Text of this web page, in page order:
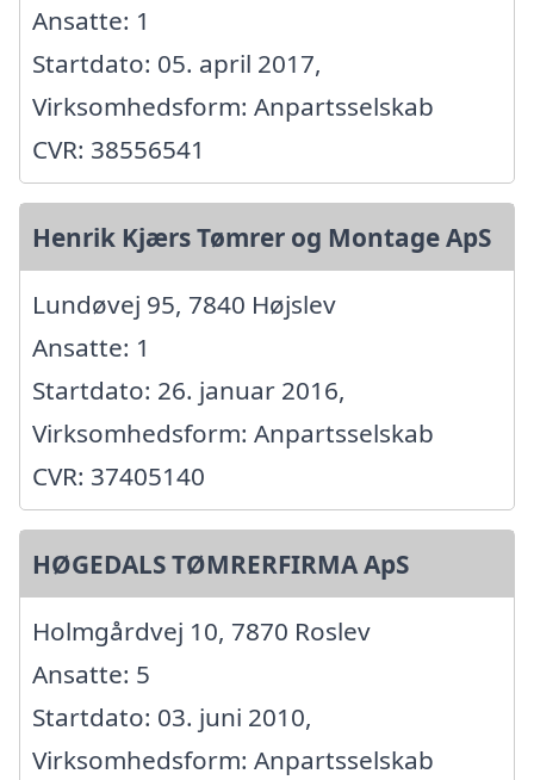
Ansatte: 1
Startdato: 05. april 2017,
Virksomhedsform: Anpartsselskab
CVR: 38556541
Henrik Kjærs Tømrer og Montage ApS
Lundøvej 95, 7840 Højslev
Ansatte: 1
Startdato: 26. januar 2016,
Virksomhedsform: Anpartsselskab
CVR: 37405140
HØGEDALS TØMRERFIRMA ApS
Holmgårdvej 10, 7870 Roslev
Ansatte: 5
Startdato: 03. juni 2010,
Virksomhedsform: Anpartsselskab